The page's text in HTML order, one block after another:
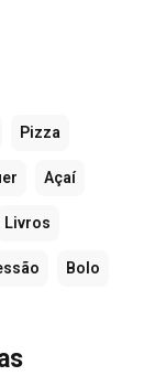
Pizza
Açaí
Livros
Bolo